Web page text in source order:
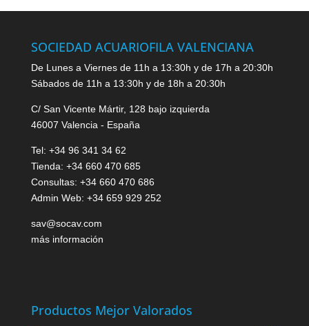
SOCIEDAD ACUARIOFILA VALENCIANA
De Lunes a Viernes de 11h a 13:30h y de 17h a 20:30h
Sábados de 11h a 13:30h y de 18h a 20:30h
C/ San Vicente Mártir, 128 bajo izquierda
46007 Valencia - España
Tel: +34 96 341 34 62
Tienda: +34 660 470 685
Consultas: +34 660 470 686
Admin Web: +34 659 929 252
sav@socav.com
más información
Productos Mejor Valorados